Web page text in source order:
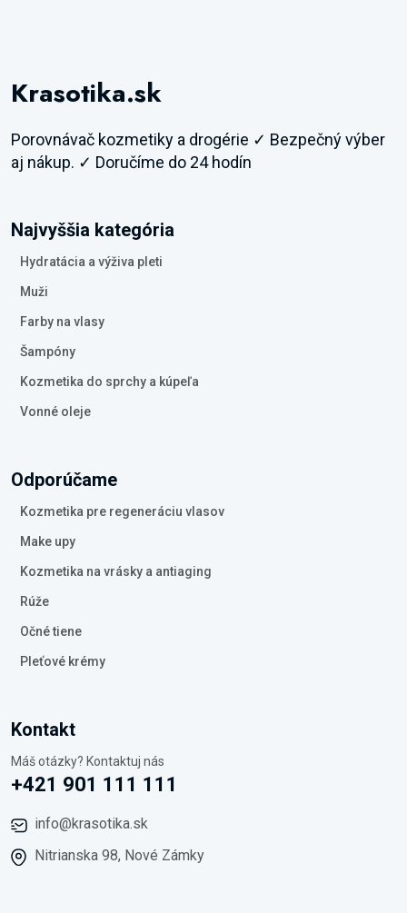
Krasotika.sk
Porovnávač kozmetiky a drogérie ✓ Bezpečný výber
aj nákup. ✓ Doručíme do 24 hodín
Najvyššia kategória
Hydratácia a výživa pleti
Muži
Farby na vlasy
Šampóny
Kozmetika do sprchy a kúpeľa
Vonné oleje
Odporúčame
Kozmetika pre regeneráciu vlasov
Make upy
Kozmetika na vrásky a antiaging
Rúže
Očné tiene
Pleťové krémy
Kontakt
Máš otázky? Kontaktuj nás
+421 901 111 111
info@krasotika.sk
Nitrianska 98, Nové Zámky